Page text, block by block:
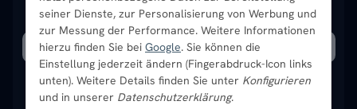
seiner Dienste, zur Personalisierung von Werbung und
zur Messung der Performance. Weitere Informationen
hierzu finden Sie bei Google. Sie können die
Einstellung jederzeit ändern (Fingerabdruck-Icon links
unten). Weitere Details finden Sie unter Konfigurieren
und in unserer Datenschutzerklärung.
BestpreisgarantieSICHERE ZAHLUNG VERSAND MIT